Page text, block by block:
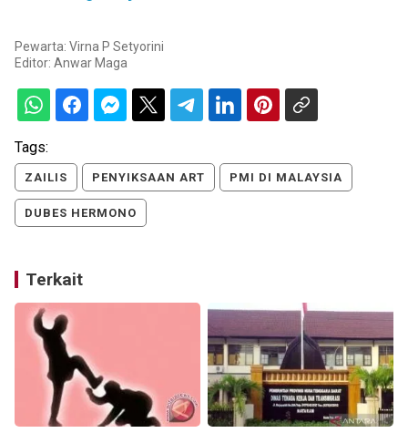
Pewarta: Virna P Setyorini
Editor: Anwar Maga
Tags:
ZAILIS PENYIKSAAN ART PMI DI MALAYSIA
DUBES HERMONO
Terkait